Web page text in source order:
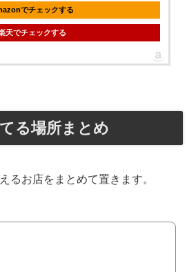
でチェックする
天でチェックする
る場所まとめ
るお店をまとめて置きます。